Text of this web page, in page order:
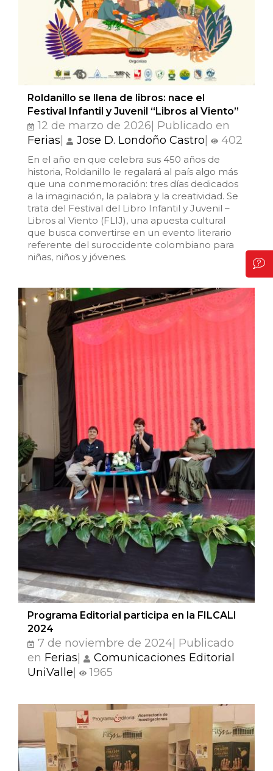
Roldanillo se llena de libros: nace el
Festival Infantil y Juvenil “Libros al Viento”
12 de marzo de 2026| Publicado en
Ferias
Jose D. Londoño Castro 402
En el año en que celebra sus 450 años de
historia, Roldanillo le regalará al país algo más
que una conmemoración: tres días dedicados
a la imaginación, la palabra y la creatividad. Se
trata del Festival del Libro Infantil y Juvenil –
Libros al Viento (FLIJ), una apuesta cultural
que busca convertirse en un evento literario
referente del suroccidente colombiano para
niñas, niños y jóvenes.
Programa Editorial participa en la FILCALI
2024
7 de noviembre de 2024| Publicado
en Ferias
Comunicaciones Editorial
UniValle
1965